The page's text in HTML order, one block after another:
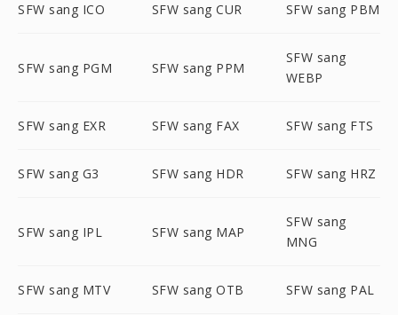
SFW sang ICO SFW sang CUR SFW sang PBM
SFW sang PGM SFW sang PPM
SFW sang
WEBP
SFW sang EXR SFW sang FAX SFW sang FTS
SFW sang G3 SFW sang HDR SFW sang HRZ
SFW sang IPL SFW sang MAP
SFW sang
MNG
SFW sang MTV SFW sang OTB SFW sang PAL